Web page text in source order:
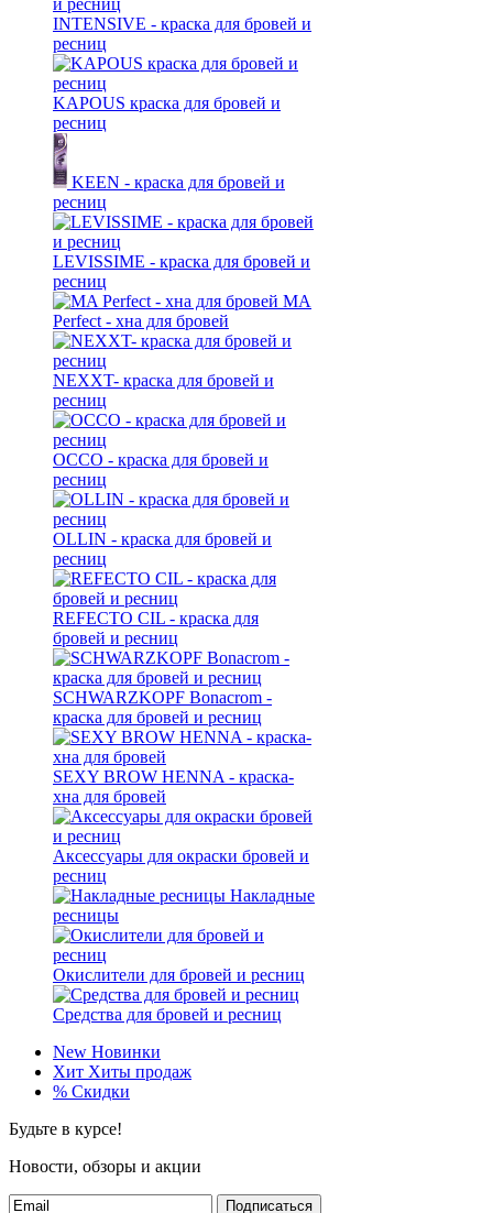
INTENSIVE - краска для бровей и
ресниц
KAPOUS краска для бровей и
ресниц
KEEN - краска для бровей и
ресниц
LEVISSIME - краска для бровей и
ресниц
MA
Perfect - хна для бровей
NEXXT- краска для бровей и
ресниц
OCCO - краска для бровей и
ресниц
OLLIN - краска для бровей и
ресниц
REFECTO CIL - краска для
бровей и ресниц
SCHWARZKOPF Bonacrom -
краска для бровей и ресниц
SEXY BROW HENNA - краска-
хна для бровей
Аксессуары для окраски бровей и
ресниц
Накладные
ресницы
Окислители для бровей и ресниц
Средства для бровей и ресниц
New Новинки
Хит Хиты продаж
% Скидки
Будьте в курсе!
Новости, обзоры и акции
Подписаться